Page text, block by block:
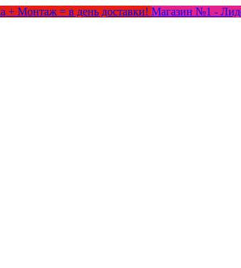
+ Монтаж = в день доставки! Магазин №1 -